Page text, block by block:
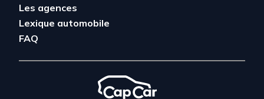
Les agences
Lexique automobile
FAQ